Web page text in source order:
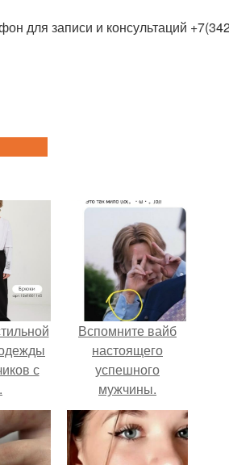
для записи и консультаций
с
Вспомните вайб
настоящего
успешного
мужчины.